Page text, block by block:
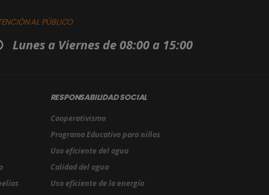
AL PÚBLICO
Lunes a Viernes de 08:00 a 15:00
RESPONSABILIDAD SOCIAL
Cooperativismo
Programa Educativo para niños
Uso eficiente del agua
Calidad del agua
Uso eficiente de la energía